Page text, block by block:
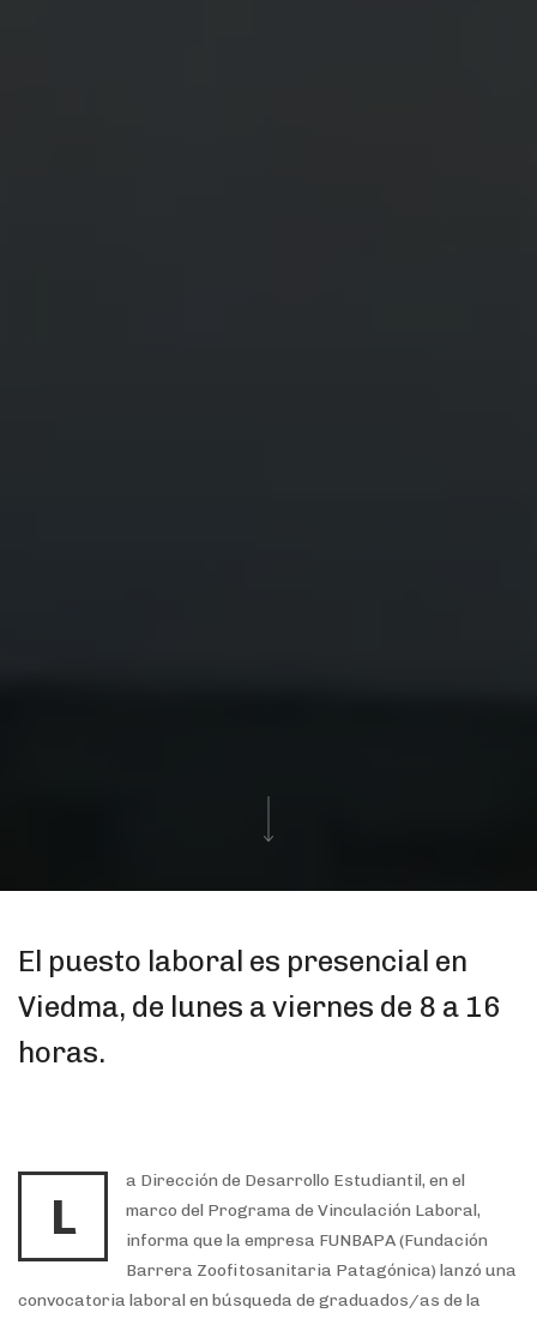
El puesto laboral es presencial en
Viedma, de lunes a viernes de 8 a 16
horas.
L
a Dirección de Desarrollo Estudiantil, en el
marco del Programa de Vinculación Laboral,
informa que la empresa FUNBAPA (Fundación
Barrera Zoofitosanitaria Patagónica) lanzó una
convocatoria laboral en búsqueda de graduados/as de la